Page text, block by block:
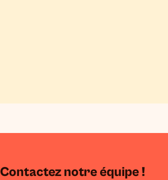
Contactez notre équipe !